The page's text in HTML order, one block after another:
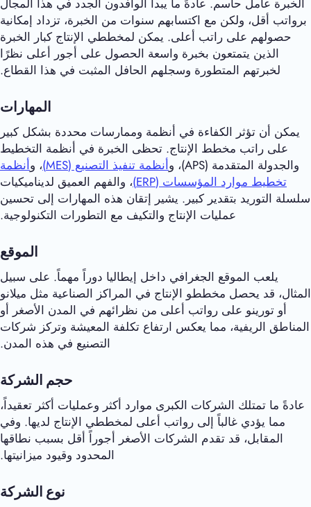
برواتب أقل، ولكن مع اكتسابهم سنوات من الخبرة، تزداد إمكانية
حصولهم على راتب أعلى. يمكن لمخططي الإنتاج كبار الخبرة
الذين يتمتعون بخبرة واسعة الحصول على أجور أعلى نظرًا
لخبرتهم المتطورة وسجلهم الحافل المثبت في هذا القطاع.
المهارات
يمكن أن تؤثر الكفاءة في أنظمة وممارسات محددة بشكل كبير
على راتب مخطط الإنتاج. تحظى الخبرة في أنظمة التخطيط
والجدولة المتقدمة (APS)، و
أنظمة تنفيذ التصنيع (MES) ، وأنظمة
تخطيط موارد المؤسسات (ERP)
، والفهم العميق لديناميكيات
سلسلة التوريد بتقدير كبير. يشير إتقان هذه المهارات إلى تحسين
عمليات الإنتاج والتكيف مع التطورات التكنولوجية.
الموقع
يلعب الموقع الجغرافي داخل إيطاليا دوراً مهماً. على سبيل
المثال، قد يحصل مخططو الإنتاج في المراكز الصناعية مثل ميلانو
أو تورينو على رواتب أعلى من نظرائهم في المدن الأصغر أو
المناطق الريفية، مما يعكس ارتفاع تكلفة المعيشة وتركز شركات
التصنيع في هذه المدن.
حجم الشركة
عادةً ما تمتلك الشركات الكبرى موارد أكثر وعمليات أكثر تعقيداً،
مما يؤدي غالباً إلى رواتب أعلى لمخططي الإنتاج لديها. وفي
المقابل، قد تقدم الشركات الأصغر أجوراً أقل بسبب نطاقها
المحدود وقيود ميزانيتها.
نوع الشركة